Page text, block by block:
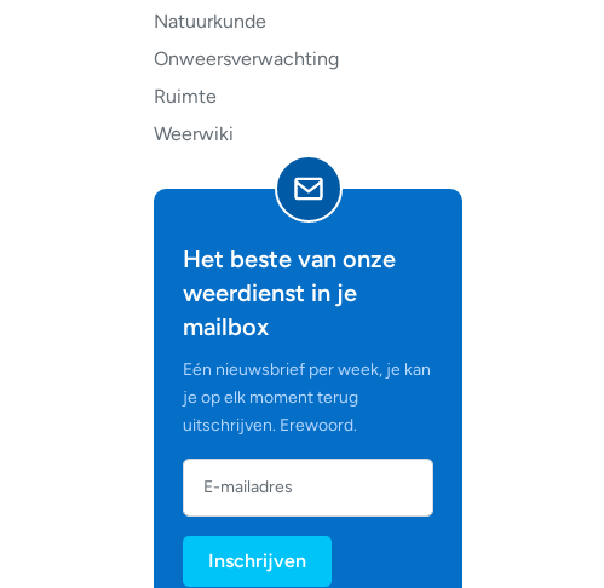
Natuurkunde
Onweersverwachting
Ruimte
Weerwiki
Het beste van onze
weerdienst in je
mailbox
Eén nieuwsbrief per week, je kan
je op elk moment terug
uitschrijven. Erewoord.
Inschrijven